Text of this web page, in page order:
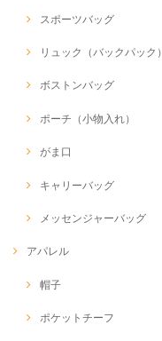
スポーツバッグ
リュック（バックパック）
ボストンバッグ
ポーチ（小物入れ）
がま口
キャリーバッグ
メッセンジャーバッグ
アパレル
帽子
ポケットチーフ